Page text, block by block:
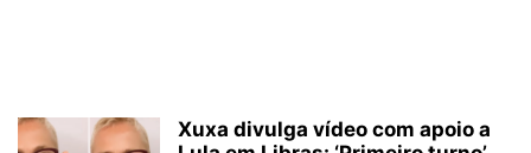
Xuxa divulga vídeo com apoio a